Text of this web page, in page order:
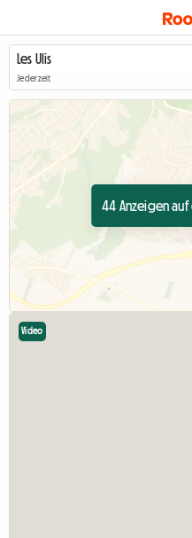
Jederzeit
44 Anzeigen
Video